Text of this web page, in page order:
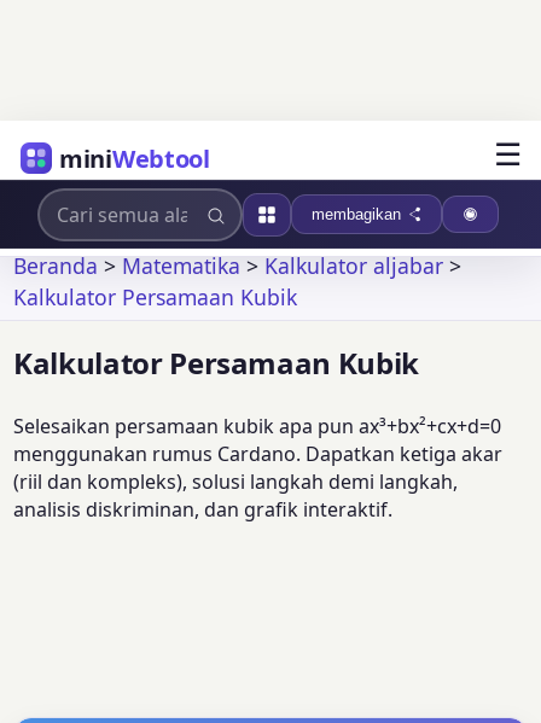
miniWebtool ☰
membagikan
Beranda>Matematika>Kalkulator aljabar>
Kalkulator Persamaan Kubik
Kalkulator Persamaan Kubik
Selesaikan persamaan kubik apa pun ax³+bx²+cx+d=0
menggunakan rumus Cardano. Dapatkan ketiga akar
(riil dan kompleks), solusi langkah demi langkah,
analisis diskriminan, dan grafik interaktif.